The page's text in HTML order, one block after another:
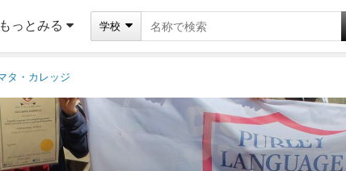
もっとみる 学校
タ・カレッジ